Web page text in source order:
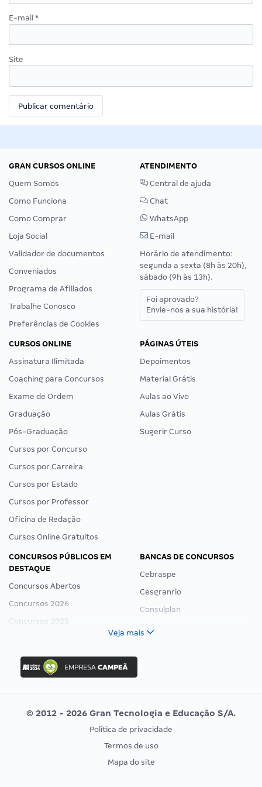
E-mail *
Site
GRAN CURSOS ONLINE
Quem Somos
Como Funciona
Como Comprar
Loja Social
Validador de documentos
Conveniados
Programa de Afiliados
Trabalhe Conosco
Preferências de Cookies
ATENDIMENTO
Central de ajuda
Chat
WhatsApp
E-mail
Horário de atendimento:
segunda a sexta (8h às 20h),
sábado (9h às 13h).
Foi aprovado?
Envie-nos a sua história!
CURSOS ONLINE
Assinatura Ilimitada
Coaching para Concursos
Exame de Ordem
Graduação
Pós-Graduação
Cursos por Concurso
Cursos por Carreira
Cursos por Estado
Cursos por Professor
Oficina de Redação
Cursos Online Gratuitos
PÁGINAS ÚTEIS
Depoimentos
Material Grátis
Aulas ao Vivo
Aulas Grátis
Sugerir Curso
CONCURSOS PÚBLICOS EM
DESTAQUE
Concursos Abertos
Concursos 2026
Concursos 2025
Concurso Nacional Unificado
Concurso Ibama
Concurso MPU
Editais publicados
BANCAS DE CONCURSOS
Cebraspe
Cesgranrio
Consulplan
Vunesp
CONCURSOS POR PROFISSÃO
EXAME DE ORDEM
Veja mais
© 2012 - 2026 Gran Tecnologia e Educação S/A.
Política de privacidade
Termos de uso
Mapa do site